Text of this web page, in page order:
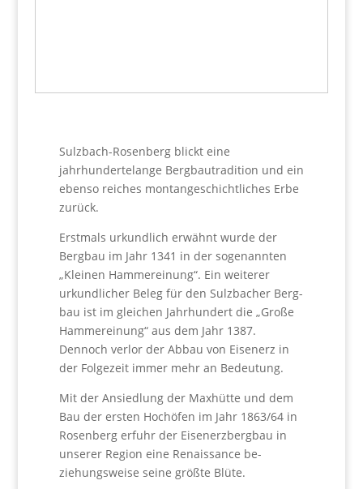
Sulzbach-Rosenberg blickt eine
jahrhundertelange Bergbautradition und ein
ebenso reiches montange­schichtliches Erbe
zurück.
Erstmals urkundlich erwähnt wurde der
Bergbau im Jahr 1341 in der sogenannten
„Kleinen Hammereinung“. Ein weiterer
urkundlicher Beleg für den Sulzbacher Berg­
bau ist im gleichen Jahrhundert die „Große
Hammerei­nung“ aus dem Jahr 1387.
Dennoch verlor der Abbau von Eisenerz in
der Folgezeit immer mehr an Bedeutung.
Mit der Ansiedlung der Maxhütte und dem
Bau der er­sten Hochöfen im Jahr 1863/64 in
Rosenberg erfuhr der Eisenerzbergbau in
unserer Region eine Renaissance be­
ziehungsweise seine größte Blüte.